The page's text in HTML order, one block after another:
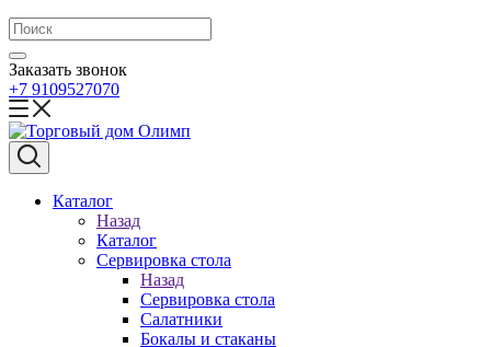
Заказать звонок
+7 9109527070
Каталог
Назад
Каталог
Сервировка стола
Назад
Сервировка стола
Салатники
Бокалы и стаканы